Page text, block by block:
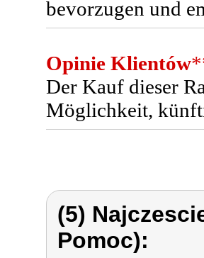
bevorzugen und
Opinie Klientów
Der Kauf dieser
Möglichkeit,
(5)
Pomoc):